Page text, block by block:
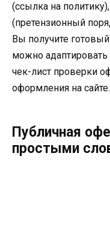
(ссылка на
(претензионный
Вы получите
можно
чек-лист проверки
оформления на сайте.
Публичная
простыми